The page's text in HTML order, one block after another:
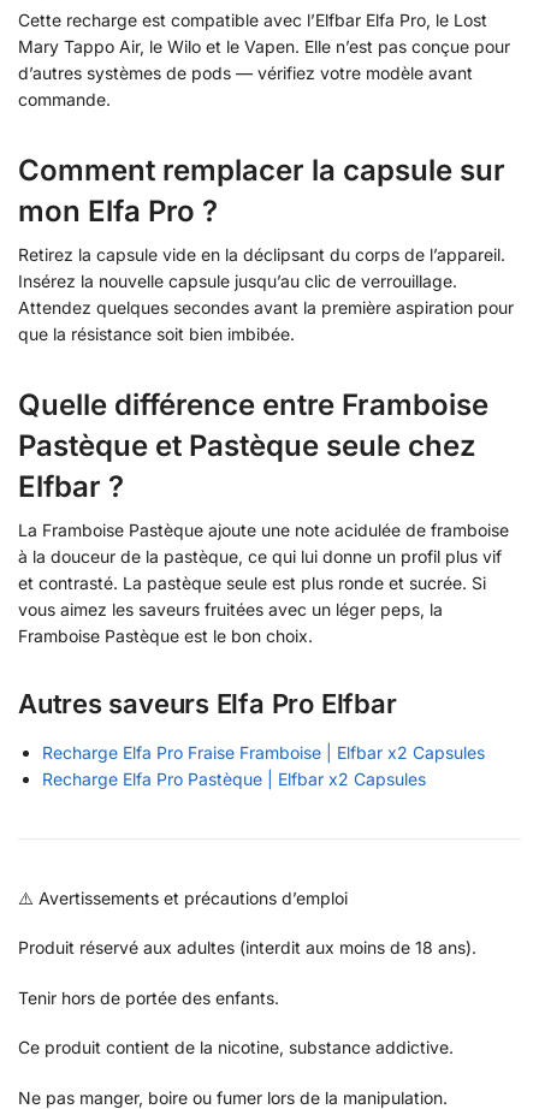
Cette recharge est compatible avec l’Elfbar Elfa Pro, le Lost
Mary Tappo Air, le Wilo et le Vapen. Elle n’est pas conçue pour
d’autres systèmes de pods — vérifiez votre modèle avant
commande.
Comment remplacer la capsule sur
mon Elfa Pro ?
Retirez la capsule vide en la déclipsant du corps de l’appareil.
Insérez la nouvelle capsule jusqu’au clic de verrouillage.
Attendez quelques secondes avant la première aspiration pour
que la résistance soit bien imbibée.
Quelle différence entre Framboise
Pastèque et Pastèque seule chez
Elfbar ?
La Framboise Pastèque ajoute une note acidulée de framboise
à la douceur de la pastèque, ce qui lui donne un profil plus vif
et contrasté. La pastèque seule est plus ronde et sucrée. Si
vous aimez les saveurs fruitées avec un léger peps, la
Framboise Pastèque est le bon choix.
Autres saveurs Elfa Pro Elfbar
Recharge Elfa Pro Fraise Framboise | Elfbar x2 Capsules
Recharge Elfa Pro Pastèque | Elfbar x2 Capsules
⚠️ Avertissements et précautions d’emploi
Produit réservé aux adultes (interdit aux moins de 18 ans).
Tenir hors de portée des enfants.
Ce produit contient de la nicotine, substance addictive.
Ne pas manger, boire ou fumer lors de la manipulation.